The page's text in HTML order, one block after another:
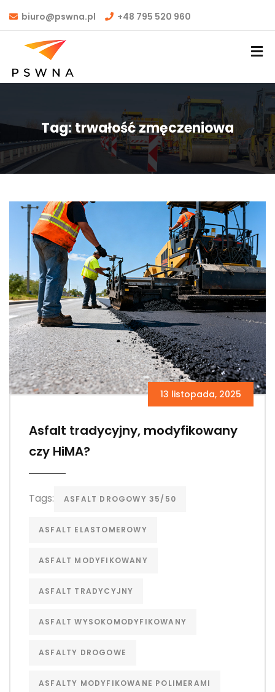
biuro@pswna.pl +48 795 520 960
Tag:trwałość zmęczeniowa
13 listopada, 2025
Asfalt tradycyjny, modyfikowany
czy HiMA?
Tags: ASFALT DROGOWY 35/50
ASFALT ELASTOMEROWY
ASFALT MODYFIKOWANY
ASFALT TRADYCYJNY
ASFALT WYSOKOMODYFIKOWANY
ASFALTY DROGOWE
ASFALTY MODYFIKOWANE POLIMERAMI